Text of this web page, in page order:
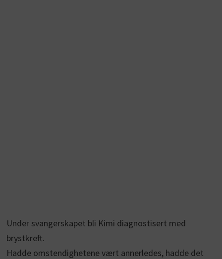
Under svangerskapet bli Kimi diagnostisert med
brystkreft.
Hadde omstendighetene vært annerledes, hadde det